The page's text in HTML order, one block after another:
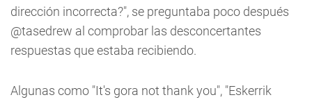
dirección incorrecta?", se preguntaba poco después
@tasedrew al comprobar las desconcertantes
respuestas que estaba recibiendo.
Algunas como "It's gora not thank you", "Eskerrik